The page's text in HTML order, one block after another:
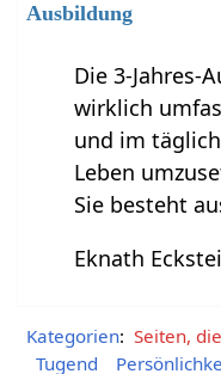
Ausbildung
Die 3-Jahres-
wirklich
und im
Leben
Sie besteht
Eknath
Kategorien: Seiten,
Tugend